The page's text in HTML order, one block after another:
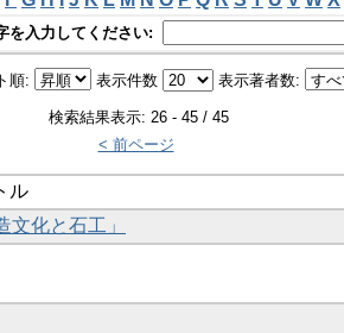
を入力してください:
順: 表示件数 表示著者数:
検索結果表示: 26 - 45 / 45
< 前ページ
ル
化と石工」